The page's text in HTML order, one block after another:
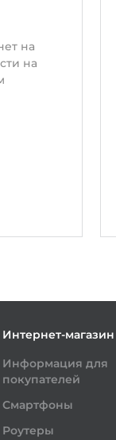
на
на
Интернет-магазин
Информация для
покупателей
Смартфоны
Роутеры